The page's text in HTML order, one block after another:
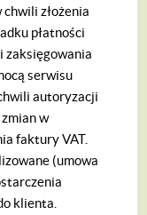
złożenia
płatności
zaksięgowania
serwisu
autoryzacji
w
faktury VAT.
(umowa
klienta.